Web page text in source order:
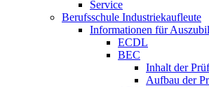
Service
Berufsschule Industriekaufleute
Informationen für
ECDL
BEC
Inhalt der
Aufbau der